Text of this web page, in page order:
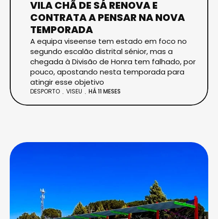
VILA CHÃ DE SÁ RENOVA E
CONTRATA A PENSAR NA NOVA
TEMPORADA
A equipa viseense tem estado em foco no
segundo escalão distrital sénior, mas a
chegada à Divisão de Honra tem falhado, por
pouco, apostando nesta temporada para
atingir esse objetivo
DESPORTO VISEU HÁ 11 MESES